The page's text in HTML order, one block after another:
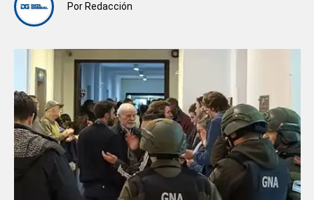
Por Redacción